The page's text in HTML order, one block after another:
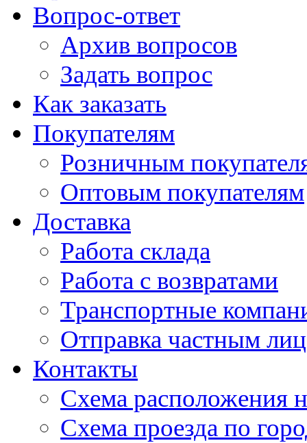
Вопрос-ответ
Архив вопросов
Задать вопрос
Как заказать
Покупателям
Розничным
Оптовым покупателям
Доставка
Работа склада
Работа с возвратами
Транспортные
Отправка частным
Контакты
Схема расположения
Схема проезда по